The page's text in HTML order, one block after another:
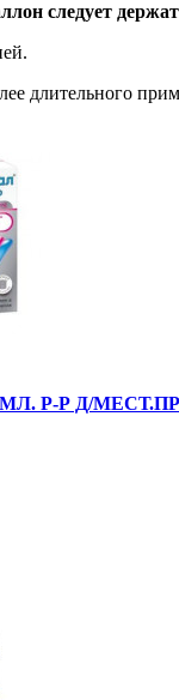
следует
длительного
Р-Р Д/